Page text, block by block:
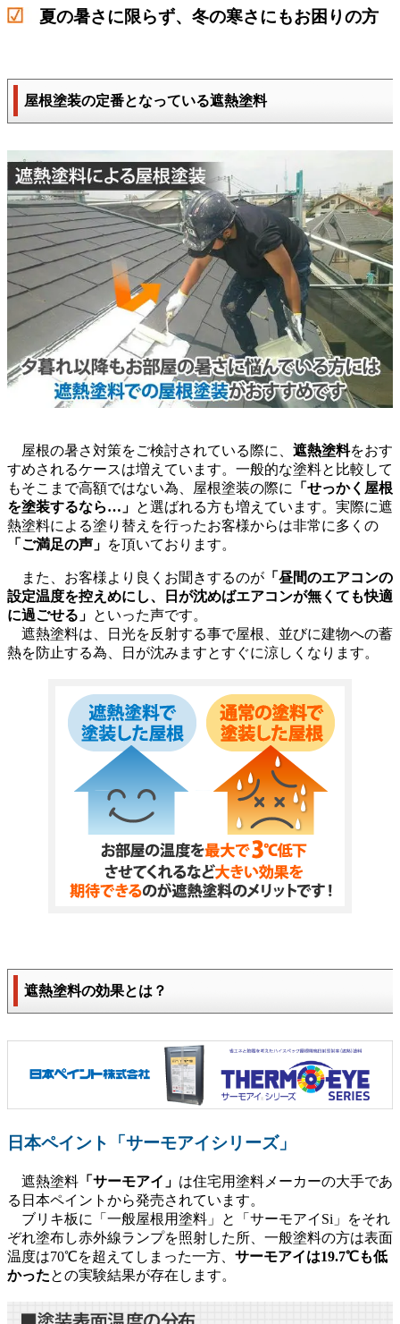
夏の暑さに限らず、冬の寒さにもお困りの方
屋根塗装の定番となっている遮熱塗料
屋根の暑さ対策をご検討されている際に、 遮熱塗料をおす
すめされるケースは増えています。一般的な塗料と比較して
もそこまで高額ではない為、屋根塗装の際に
「せっかく屋根
を塗装するなら…」 と選ばれる方も増えています。実際に遮
熱塗料による塗り替えを行ったお客様からは非常に多くの
「ご満足の声」 を頂いております。
また、お客様より良くお聞きするのが 「昼間のエアコンの
設定温度を控えめにし、日が沈めばエアコンが無くても快適
に過ごせる」 といった声です。
遮熱塗料は、日光を反射する事で屋根、並びに建物への蓄
熱を防止する為、日が沈みますとすぐに涼しくなります。
遮熱塗料の効果とは？
日本ペイント「サーモアイシリーズ」
遮熱塗料 「サーモアイ」 は住宅用塗料メーカーの大手であ
る日本ペイントから発売されています。
ブリキ板に「一般屋根用塗料」と「サーモアイSi」をそれ
ぞれ塗布し赤外線ランプを照射した所、一般塗料の方は表面
温度は70℃を超えてしまった一方、 サーモアイは19.7℃も低
かったとの実験結果が存在します。